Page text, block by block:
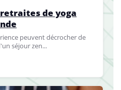
de yoga
peuvent décrocher de
séjour zen...